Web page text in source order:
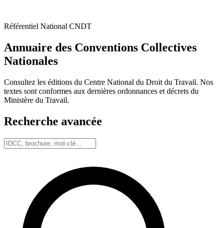
Référentiel National CNDT
Annuaire des Conventions Collectives
Nationales
Consultez les éditions du Centre National du Droit du Travail. Nos
textes sont conformes aux dernières ordonnances et décrets du
Ministère du Travail.
Recherche avancée